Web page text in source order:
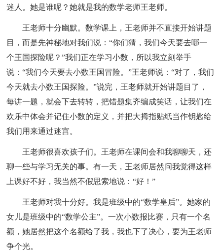
迷人。她是谁呢？她就是我的数学老师王老师。
王老师十分幽默。数学课上，王老师并不直接开始讲题
目，而是先神秘地对我们说：“你们猜，我们今天要去哪一
个王国探险呢？”我们正在学习小数，所以我立刻举手
说：“我们今天要去小数王国冒险。”王老师说：“对了，我们
今天就去小数王国探险。”说完，王老师就开始讲题目了，
每讲一题，就会下去转转，把错题集齐编成笑话，让我们在
欢乐中体会并记住小数的定义，并把大拇指贴纸当作钥匙给
我们用来通过迷宫。
王老师很喜欢孩子们。王老师在课间会和我聊聊天，还
聊一些与学习无关的事。有一天，王老师居然问我觉得这样
上课好不好，我当然不假思索地说：“好！”
王老师对我十分好。我是班级中的“数学皇后”。她家的
女儿是班级中的“数学公主”。一次小数报比赛，只有一个名
额，她居然把这个名额给了我，我也下了决心，要为王老师
争个光。